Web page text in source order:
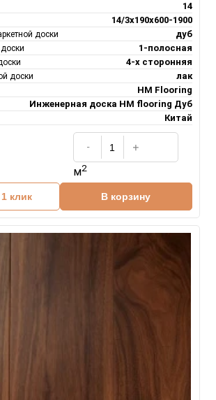
14
14/3х190х600-1900
доски дуб
1-полосная
4-х сторонняя
доски лак
HM Flooring
Инженерная доска НM flooring Дуб
Китай
м2
клик В корзину